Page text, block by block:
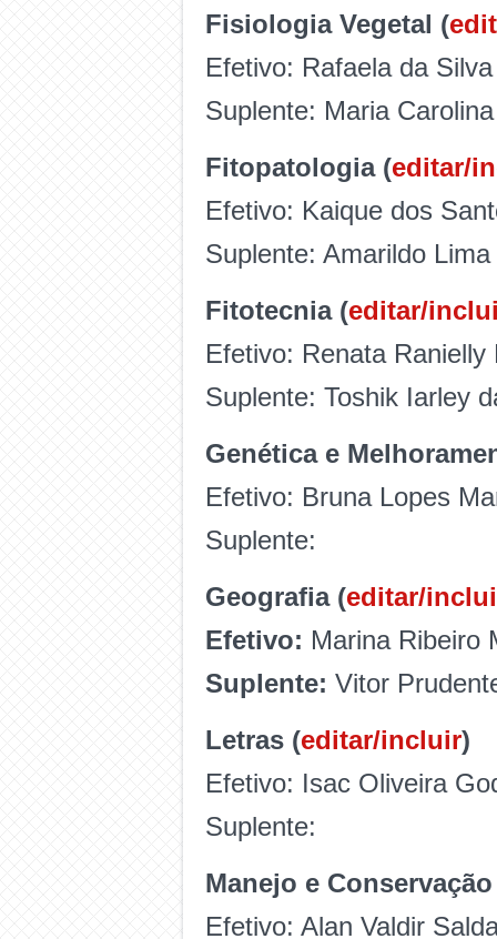
Fisiologia Vegetal (
Efetivo: Rafaela da
Suplente: Maria
Fitopatologia (editar/
Efetivo: Kaique dos
Suplente: Amarildo
Fitotecnia (editar/
Efetivo: Renata Ranielly
Suplente: Toshik Iarley
Genética e
Efetivo: Bruna Lopes
Suplente:
Geografia (editar/
Efetivo: Marina Ribeiro
Suplente: Vitor
Letras (editar/incluir)
Efetivo: Isac Oliveira
Suplente:
Manejo e
Efetivo: Alan Valdir